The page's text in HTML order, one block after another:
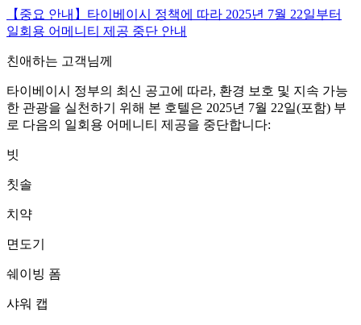
【중요 안내】타이베이시 정책에 따라 2025년 7월 22일부터
일회용 어메니티 제공 중단 안내
친애하는 고객님께
타이베이시 정부의 최신 공고에 따라, 환경 보호 및 지속 가능
한 관광을 실천하기 위해 본 호텔은 2025년 7월 22일(포함) 부
로 다음의 일회용 어메니티 제공을 중단합니다:
빗
칫솔
치약
면도기
쉐이빙 폼
샤워 캡